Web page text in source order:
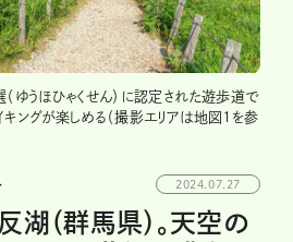
ゆうほひゃくせん）に認定された遊歩道で
キングが楽しめる（撮影エリアは地図1を参
2024.07.27
（群馬県）。天空の